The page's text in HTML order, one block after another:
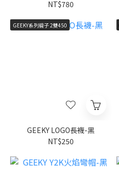
NT$780
GEEKY系列襪子 2雙450
GEEKY LOGO長襪-黑
NT$250